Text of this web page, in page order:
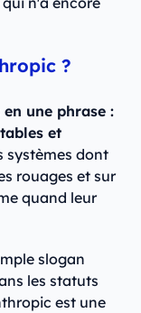
?
une phrase :
et
systèmes dont
rouages et sur
quand leur
slogan
les statuts
est une